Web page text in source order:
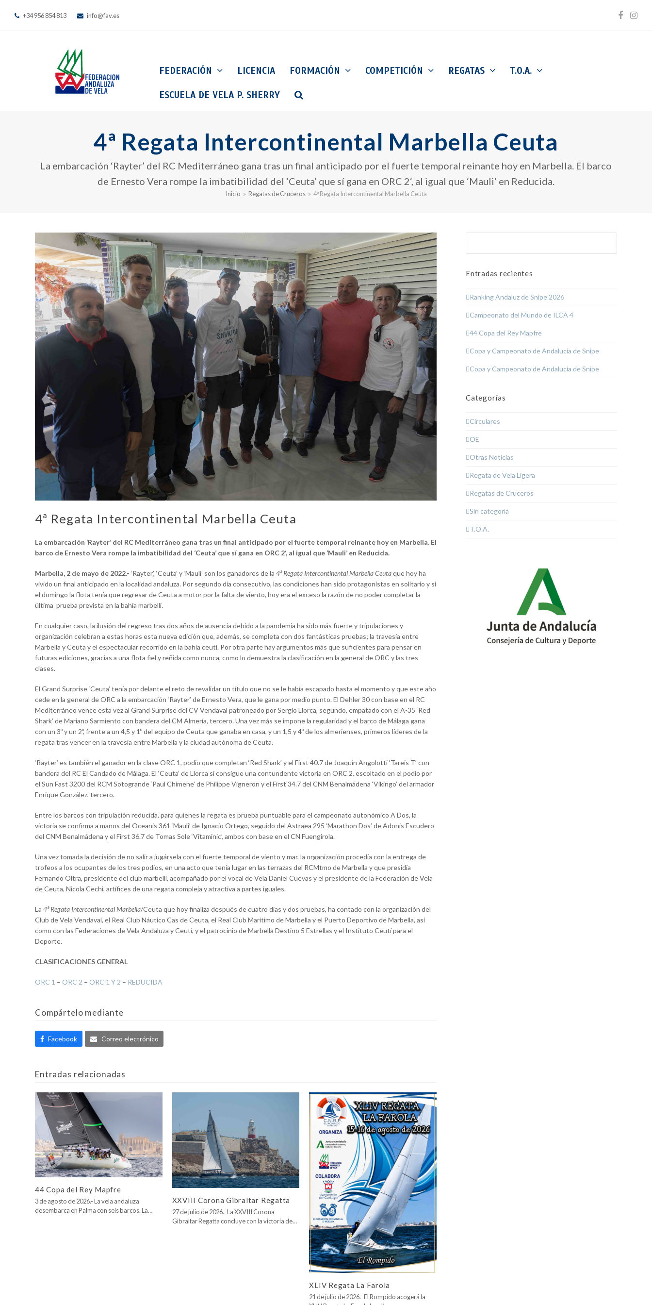
+34 956 854 813 info@fav.es
FEDERACIÓN LICENCIA FORMACIÓN COMPETICIÓN REGATAS T.O.A.
ESCUELA DE VELA P. SHERRY
4ª Regata Intercontinental Marbella Ceuta
La embarcación ‘Rayter’ del RC Mediterráneo gana tras un final anticipado por el fuerte temporal reinante hoy en Marbella. El barco
de Ernesto Vera rompe la imbatibilidad del ‘Ceuta’ que sí gana en ORC 2‘, al igual que ‘Mauli’ en Reducida.
Inicio » Regatas de Cruceros » 4ª Regata Intercontinental Marbella Ceuta
4ª Regata Intercontinental Marbella Ceuta
La embarcación ‘Rayter’ del RC Mediterráneo gana tras un final anticipado por el fuerte temporal reinante hoy en Marbella. El
barco de Ernesto Vera rompe la imbatibilidad del ‘Ceuta’ que sí gana en ORC 2‘, al igual que ‘Mauli’ en Reducida.
Marbella, 2 de mayo de 2022.- ‘Rayter’, ‘Ceuta’ y ‘Mauli’ son los ganadores de la 4ª Regata Intercontinental Marbella Ceutaque hoy ha
vivido un final anticipado en la localidad andaluza. Por segundo día consecutivo, las condiciones han sido protagonistas en solitario y si
el domingo la flota tenía que regresar de Ceuta a motor por la falta de viento, hoy era el exceso la razón de no poder completar la
última prueba prevista en la bahía marbellí.
En cualquier caso, la ilusión del regreso tras dos años de ausencia debido a la pandemia ha sido más fuerte y tripulaciones y
organización celebran a estas horas esta nueva edición que, además, se completa con dos fantásticas pruebas; la travesía entre
Marbella y Ceuta y el espectacular recorrido en la bahía ceutí. Por otra parte hay argumentos más que suficientes para pensar en
futuras ediciones, gracias a una flota fiel y reñida como nunca, como lo demuestra la clasificación en la general de ORC y las tres
clases.
El Grand Surprise ‘Ceuta’ tenía por delante el reto de revalidar un título que no se le había escapado hasta el momento y que este año
cede en la general de ORC a la embarcación ‘Rayter’ de Ernesto Vera, que le gana por medio punto. El Dehler 30 con base en el RC
Mediterráneo vence esta vez al Grand Surprise del CV Vendaval patroneado por Sergio Llorca, segundo, empatado con el A-35 ‘Red
Shark’ de Mariano Sarmiento con bandera del CM Almería, tercero. Una vez más se impone la regularidad y el barco de Málaga gana
con un 3º y un 2º, frente a un 4,5 y 1º del equipo de Ceuta que ganaba en casa, y un 1,5 y 4º de los almerienses, primeros líderes de la
regata tras vencer en la travesía entre Marbella y la ciudad autónoma de Ceuta.
‘Rayter’ es también el ganador en la clase ORC 1, podio que completan ‘Red Shark’ y el First 40.7 de Joaquín Angolotti ‘Tareis T’ con
bandera del RC El Candado de Málaga. El ‘Ceuta’ de Llorca sí consigue una contundente victoria en ORC 2, escoltado en el podio por
el Sun Fast 3200 del RCM Sotogrande ‘Paul Chimene’ de Philippe Vigneron y el First 34.7 del CNM Benalmádena ‘Vikingo’ del armador
Enrique González, tercero.
Entre los barcos con tripulación reducida, para quienes la regata es prueba puntuable para el campeonato autonómico A Dos, la
victoria se confirma a manos del Oceanis 361 ‘Mauli’ de Ignacio Ortego, seguido del Astraea 295 ‘Marathon Dos’ de Adonis Escudero
del CNM Benalmádena y el First 36.7 de Tomas Sole ‘Vitaminic’, ambos con base en el CN Fuengirola.
Una vez tomada la decisión de no salir a jugársela con el fuerte temporal de viento y mar, la organización procedía con la entrega de
trofeos a los ocupantes de los tres podios, en una acto que tenía lugar en las terrazas del RCMtmo de Marbella y que presidía
Fernando Oltra, presidente del club marbellí, acompañado por el vocal de Vela Daniel Cuevas y el presidente de la Federación de Vela
de Ceuta, Nicola Cechi, artífices de una regata compleja y atractiva a partes iguales.
La 4ª Regata Intercontinental Marbella/Ceuta que hoy finaliza después de cuatro días y dos pruebas, ha contado con la organización del
Club de Vela Vendaval, el Real Club Náutico Cas de Ceuta, el Real Club Marítimo de Marbella y el Puerto Deportivo de Marbella, así
como con las Federaciones de Vela Andaluza y Ceutí, y el patrocinio de Marbella Destino 5 Estrellas y el Instituto Ceutí para el
Deporte.
CLASIFICACIONES GENERAL
ORC 1 – ORC 2 – ORC 1 Y 2 – REDUCIDA
Compártelo mediante
Facebook Correo electrónico
Entradas relacionadas
44 Copa del Rey Mapfre
3 de agosto de 2026.- La vela andaluza
desembarca en Palma con seis barcos. La…
XXVIII Corona Gibraltar Regatta
27 de julio de 2026.- La XXVIII Corona
Gibraltar Regatta concluye con la victoria de…
XLIV Regata La Farola
21 de julio de 2026.- El Rompido acogerá la
Entradas recientes
Ranking Andaluz de Snipe 2026
Campeonato del Mundo de ILCA 4
44 Copa del Rey Mapfre
Copa y Campeonato de Andalucía de Snipe
Copa y Campeonato de Andalucía de Snipe
Categorías
Circulares
OE
Otras Noticias
Regata de Vela Ligera
Regatas de Cruceros
Sin categoría
T.O.A.